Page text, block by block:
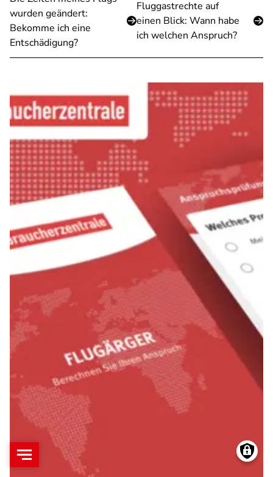
wurden geändert:
Bekomme ich eine
Entschädigung?
Fluggastrechte auf
einen Blick: Wann habe
ich welchen Anspruch?